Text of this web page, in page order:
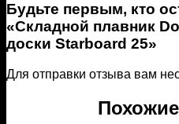
Будьте первым, кто
«Складной плавник
доски Starboard 25»
Для отправки отзыва вам